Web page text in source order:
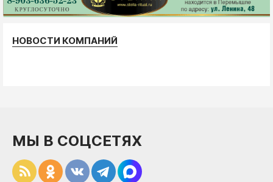
НОВОСТИ КОМПАНИЙ
МЫ В СОЦСЕТЯХ